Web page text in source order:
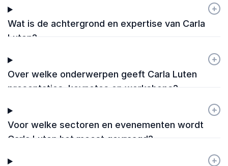
Wat is de achtergrond en expertise van Carla
Luten?
+
-
Over welke onderwerpen geeft Carla Luten
presentaties, keynotes en workshops?
+
-
Voor welke sectoren en evenementen wordt
Carla Luten het meest gevraagd?
+
-
+
-